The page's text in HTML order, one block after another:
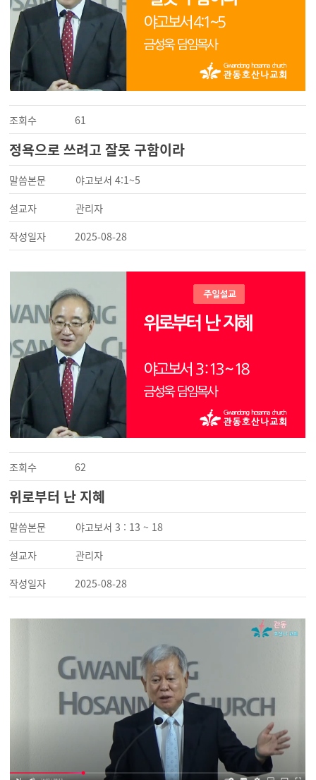
조회수 61
정욕으로 쓰려고 잘못 구함이라
말씀본문
야고보서 4:1~5
설교자
관리자
작성일자
2025-08-28
조회수 62
위로부터 난 지혜
말씀본문
야고보서 3 : 13 ~ 18
설교자
관리자
작성일자
2025-08-28